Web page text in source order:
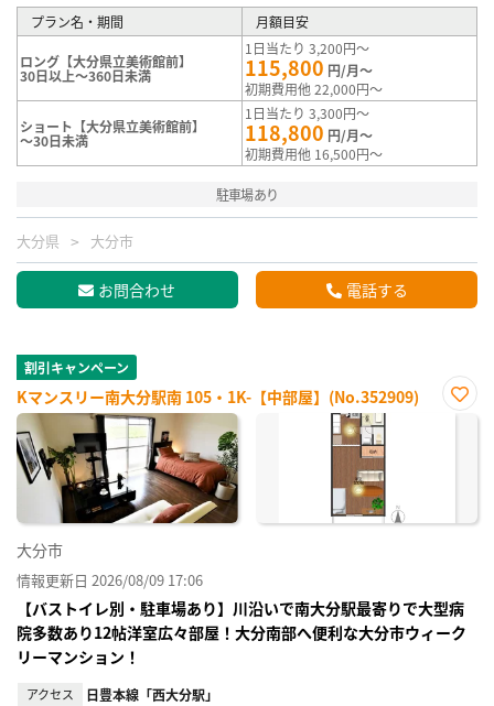
プラン名・期間 月額目安
ロング【大分県立美術館前】
30日以上～360日未満
1日当たり 3,200円～
115,800 円/月～
初期費用他 22,000円～
ショート【大分県立美術館前】
～30日未満
1日当たり 3,300円～
118,800 円/月～
初期費用他 16,500円～
駐車場あり
大分県 大分市
お問合わせ 電話する
割引キャンペーン
Kマンスリー南大分駅南 105・1K-【中部屋】(No.352909)
お気
大分市
情報更新日 2026/08/09 17:06
【バストイレ別・駐車場あり】川沿いで南大分駅最寄りで大型病
院多数あり12帖洋室広々部屋！大分南部へ便利な大分市ウィーク
リーマンション！
アクセス 日豊本線「西大分駅」